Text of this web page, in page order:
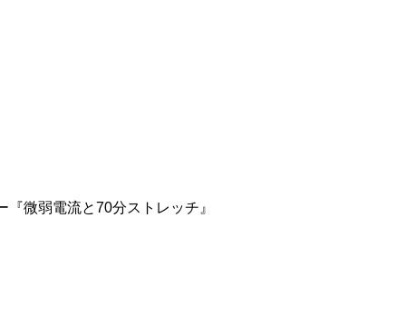
微弱電流と70分ストレッチ』